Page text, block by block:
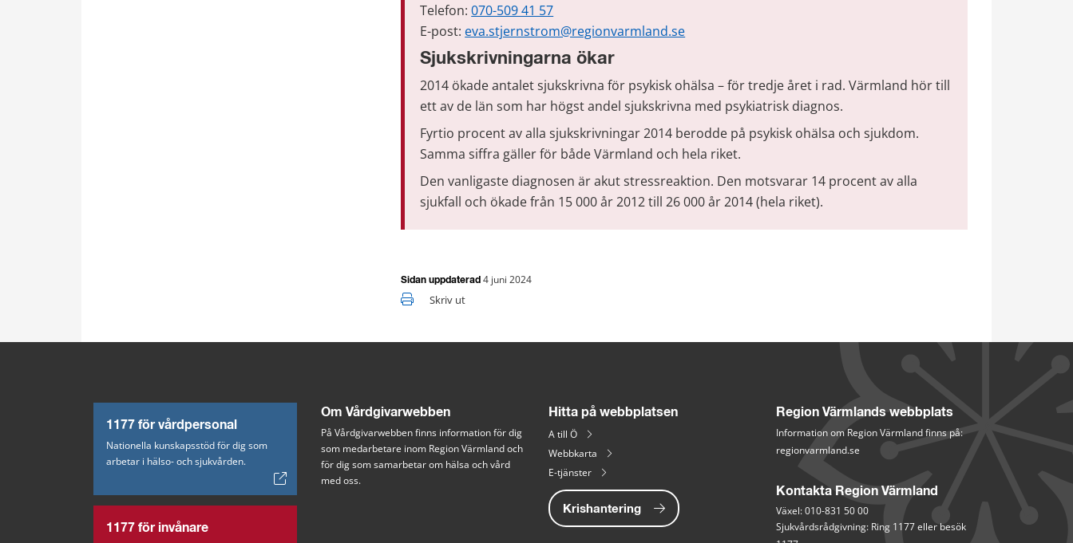
Telefon: 070-509 41 57
E-post: eva.stjernstrom@regionvarmland.se
Sjukskrivningarna ökar
2014 ökade antalet sjukskrivna för psykisk ohälsa – för tredje året i rad. Värmland hör till
ett av de län som har högst andel sjukskrivna med psykiatrisk diagnos.
Fyrtio procent av alla sjukskrivningar 2014 berodde på psykisk ohälsa och sjukdom.
Samma siffra gäller för både Värmland och hela riket.
Den vanligaste diagnosen är akut stressreaktion. Den motsvarar 14 procent av alla
sjukfall och ökade från 15 000 år 2012 till 26 000 år 2014 (hela riket).
Sidan uppdaterad 4 juni 2024
Skriv ut
1177 för vårdpersonal
Nationella kunskapsstöd för dig som
arbetar i hälso- och sjukvården.
1177 för invånare
Om Vårdgivarwebben
På Vårdgivarwebben finns information för dig
som medarbetare inom Region Värmland och
för dig som samarbetar om hälsa och vård
med oss.
Hitta på webbplatsen
A till Ö
Webbkarta
E-tjänster
Krishantering
Region Värmlands webbplats
Information om Region Värmland finns på:
regionvarmland.se
Kontakta Region Värmland
Växel: 010-831 50 00
Sjukvårdsrådgivning: Ring 1177 eller besök